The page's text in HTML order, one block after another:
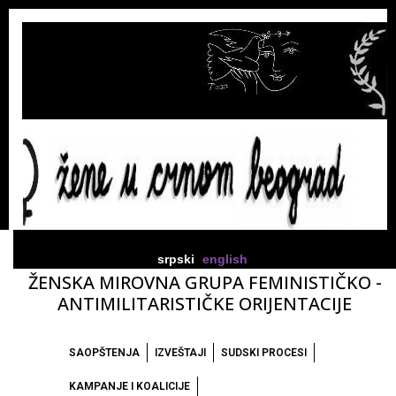
srpski english
ŽENSKA MIROVNA GRUPA FEMINISTIČKO -
ANTIMILITARISTIČKE ORIJENTACIJE
SAOPŠTENJA IZVEŠTAJI SUDSKI PROCESI
KAMPANJE I KOALICIJE